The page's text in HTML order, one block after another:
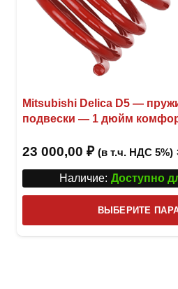
Mitsubishi Delica D5 —
подвески — 1 дюйм
23 000,00 ₽ (в т.ч. НДС 5%)
Наличие: Доступно
ВЫБЕРИТЕ